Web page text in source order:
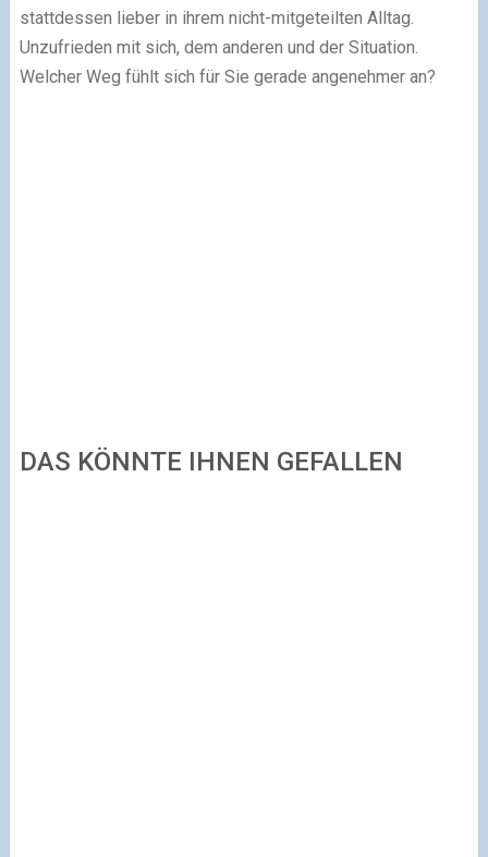
stattdessen lieber in ihrem nicht-mitgeteilten Alltag.
Unzufrieden mit sich, dem anderen und der Situation.
Welcher Weg fühlt sich für Sie gerade angenehmer an?
DAS KÖNNTE IHNEN GEFALLEN